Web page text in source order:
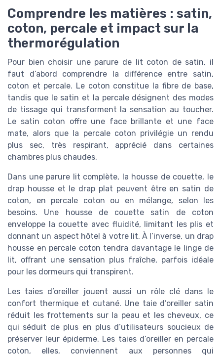
Comprendre les matières : satin,
coton, percale et impact sur la
thermorégulation
Pour bien choisir une parure de lit coton de satin, il
faut d’abord comprendre la différence entre satin,
coton et percale. Le coton constitue la fibre de base,
tandis que le satin et la percale désignent des modes
de tissage qui transforment la sensation au toucher.
Le satin coton offre une face brillante et une face
mate, alors que la percale coton privilégie un rendu
plus sec, très respirant, apprécié dans certaines
chambres plus chaudes.
Dans une parure lit complète, la housse de couette, le
drap housse et le drap plat peuvent être en satin de
coton, en percale coton ou en mélange, selon les
besoins. Une housse de couette satin de coton
enveloppe la couette avec fluidité, limitant les plis et
donnant un aspect hôtel à votre lit. À l’inverse, un drap
housse en percale coton tendra davantage le linge de
lit, offrant une sensation plus fraîche, parfois idéale
pour les dormeurs qui transpirent.
Les taies d’oreiller jouent aussi un rôle clé dans le
confort thermique et cutané. Une taie d’oreiller satin
réduit les frottements sur la peau et les cheveux, ce
qui séduit de plus en plus d’utilisateurs soucieux de
préserver leur épiderme. Les taies d’oreiller en percale
coton, elles, conviennent aux personnes qui